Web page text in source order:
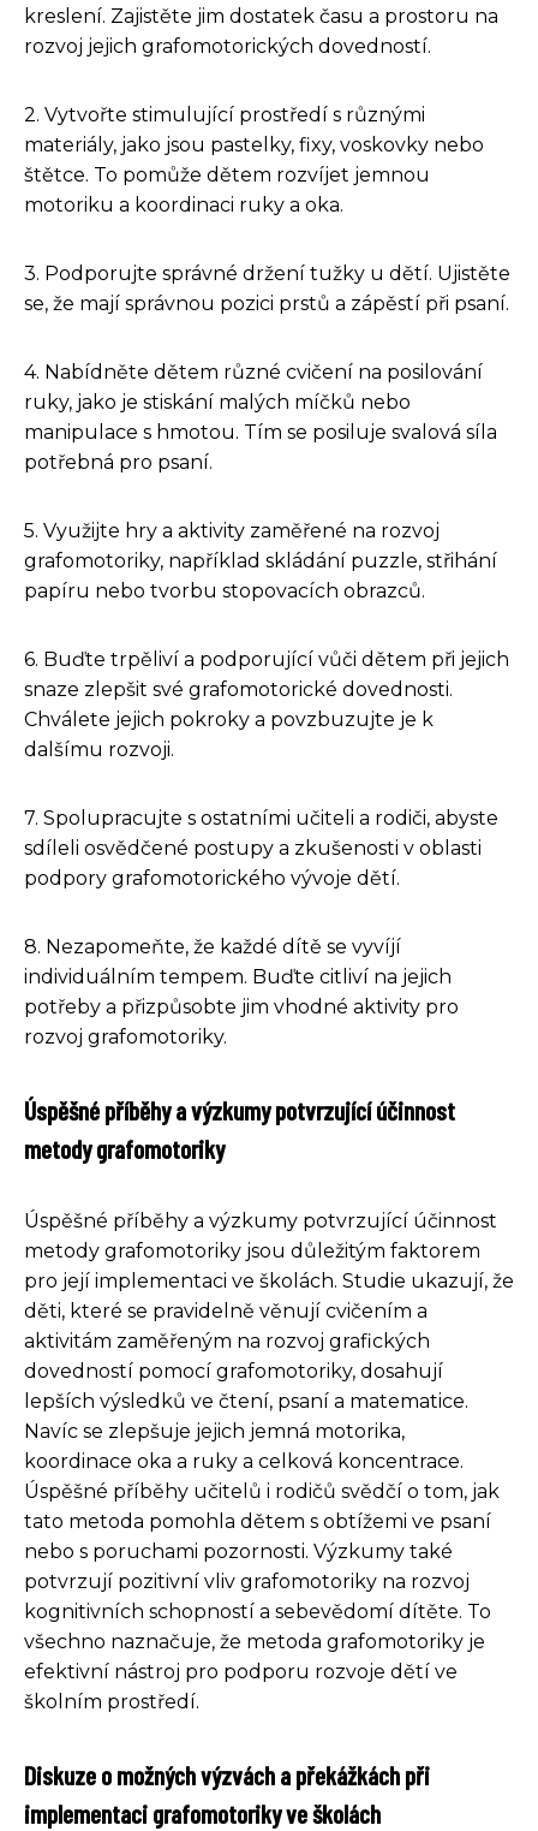
kreslení. Zajistěte jim dostatek času a prostoru na
rozvoj jejich grafomotorických dovedností.
2. Vytvořte stimulující prostředí s různými
materiály, jako jsou pastelky, fixy, voskovky nebo
štětce. To pomůže dětem rozvíjet jemnou
motoriku a koordinaci ruky a oka.
3. Podporujte správné držení tužky u dětí. Ujistěte
se, že mají správnou pozici prstů a zápěstí při psaní.
4. Nabídněte dětem různé cvičení na posilování
ruky, jako je stiskání malých míčků nebo
manipulace s hmotou. Tím se posiluje svalová síla
potřebná pro psaní.
5. Využijte hry a aktivity zaměřené na rozvoj
grafomotoriky, například skládání puzzle, střihání
papíru nebo tvorbu stopovacích obrazců.
6. Buďte trpěliví a podporující vůči dětem při jejich
snaze zlepšit své grafomotorické dovednosti.
Chválete jejich pokroky a povzbuzujte je k
dalšímu rozvoji.
7. Spolupracujte s ostatními učiteli a rodiči, abyste
sdíleli osvědčené postupy a zkušenosti v oblasti
podpory grafomotorického vývoje dětí.
8. Nezapomeňte, že každé dítě se vyvíjí
individuálním tempem. Buďte citliví na jejich
potřeby a přizpůsobte jim vhodné aktivity pro
rozvoj grafomotoriky.
Úspěšné příběhy a výzkumy potvrzující účinnost
metody grafomotoriky
Úspěšné příběhy a výzkumy potvrzující účinnost
metody grafomotoriky jsou důležitým faktorem
pro její implementaci ve školách. Studie ukazují, že
děti, které se pravidelně věnují cvičením a
aktivitám zaměřeným na rozvoj grafických
dovedností pomocí grafomotoriky, dosahují
lepších výsledků ve čtení, psaní a matematice.
Navíc se zlepšuje jejich jemná motorika,
koordinace oka a ruky a celková koncentrace.
Úspěšné příběhy učitelů i rodičů svědčí o tom, jak
tato metoda pomohla dětem s obtížemi ve psaní
nebo s poruchami pozornosti. Výzkumy také
potvrzují pozitivní vliv grafomotoriky na rozvoj
kognitivních schopností a sebevědomí dítěte. To
všechno naznačuje, že metoda grafomotoriky je
efektivní nástroj pro podporu rozvoje dětí ve
školním prostředí.
Diskuze o možných výzvách a překážkách při
implementaci grafomotoriky ve školách